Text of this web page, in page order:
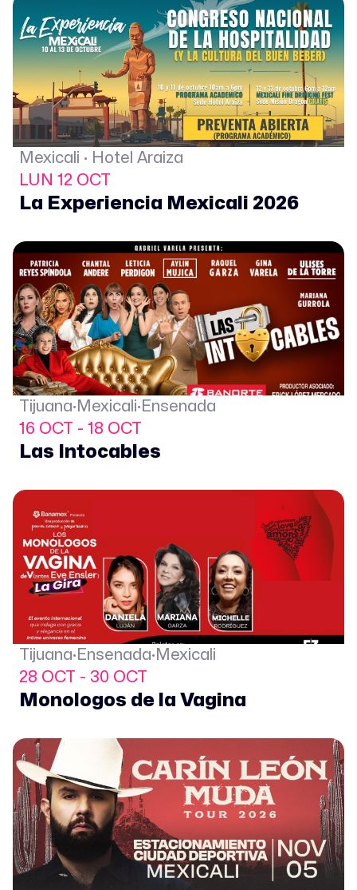
Mexicali · Hotel Araiza
LUN 12 OCT
La Experiencia Mexicali 2026
Tijuana·Mexicali·Ensenada
16 OCT - 18 OCT
Las Intocables
Tijuana·Ensenada·Mexicali
28 OCT - 30 OCT
Monologos de la Vagina